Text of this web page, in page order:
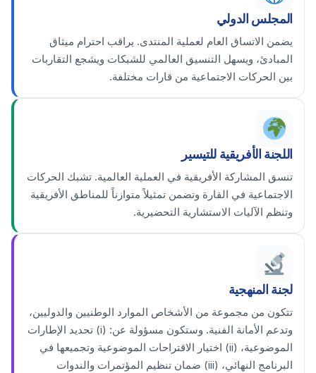
المجلس الدولي
يضمن الاتساق العام لعملية المنتدى. يراقب احترام ميثاق
المبادئ، ويسهل التنسيق العالمي للشبكات ويشجع التقاربات
بين الحركات الاجتماعية من قارات مختلفة.
اللجنة الأفريقية للتيسير
تنسق المشاركة الأفريقية في العملية العالمية. تشبك الحركات
الاجتماعية في القارة وتضمن تمثيلاً متوازناً للمناطق الأفريقية
وتنظم الآليات الاستشارية التحضيرية.
لجنة المنهجية
تتكون من مجموعة من الأشخاص الموارد الوطنيين والدوليين،
وتدعم الأمانة الفنية. وستكون مسؤولة عن: (i) تحديد الإطارات
الموضوعية، (ii) اختيار الاقتراحات الموضوعية وتجميعها في
البرنامج النهائي، (iii) ضمان تنظيم المؤتمرات والندوات